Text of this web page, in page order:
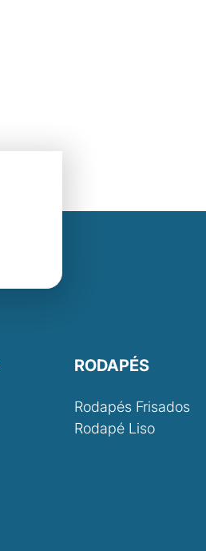
RODAPÉS
Rodapés Frisados
Rodapé Liso